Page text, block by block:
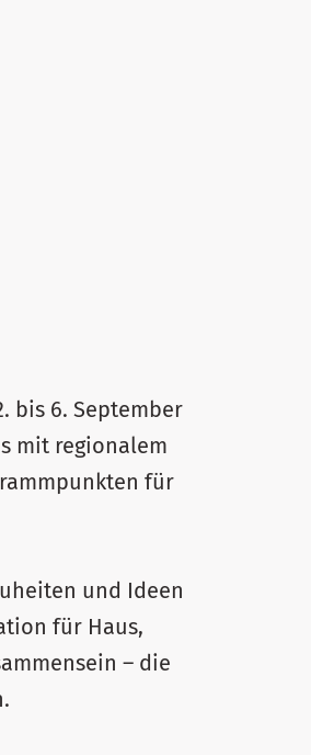
bis 6. September
mit regionalem
für
und Ideen
für Haus,
– die